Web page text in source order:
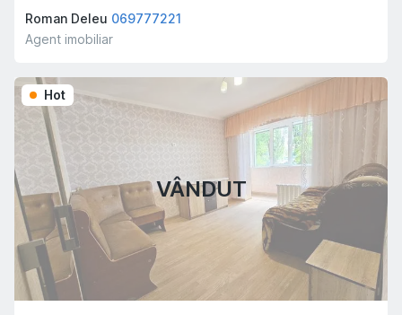
Roman Deleu 069777221
Agent imobiliar
VÂNDUT
Hot